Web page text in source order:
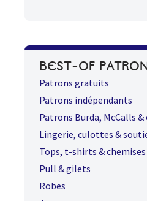
BEST-OF
Patrons gratuits
Patrons indépendants
Patrons Burda, McCalls &
Lingerie, culottes &
Tops, t-shirts & chemises
Pull & gilets
Robes